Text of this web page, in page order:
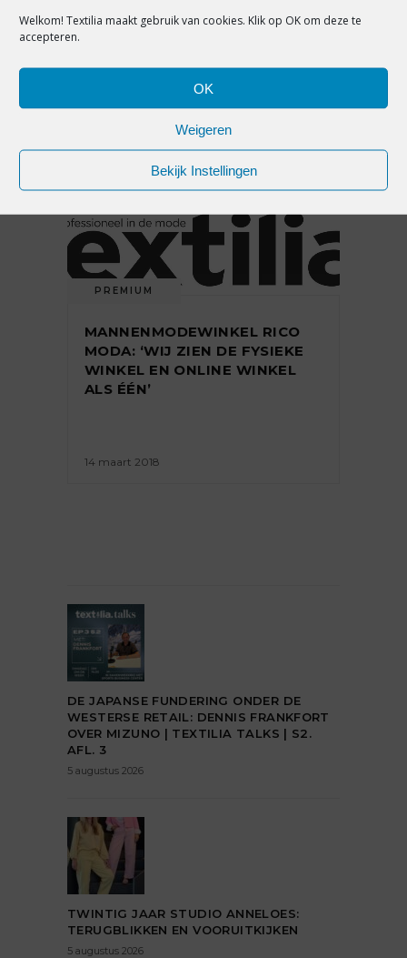
Welkom! Textilia maakt gebruik van cookies. Klik op OK om deze te
accepteren.
OK
Weigeren
Bekijk Instellingen
ING: ‘OMZET DETAILHANDEL
WINKELSTRAAT’
1 juni 2018
PREMIUM
MANNENMODEWINKEL RICO
MODA: ‘WIJ ZIEN DE FYSIEKE
WINKEL EN ONLINE WINKEL
ALS ÉÉN’
14 maart 2018
DE JAPANSE FUNDERING ONDER DE
WESTERSE RETAIL: DENNIS FRANKFORT
OVER MIZUNO | TEXTILIA TALKS | S2.
AFL. 3
5 augustus 2026
TWINTIG JAAR STUDIO ANNELOES:
TERUGBLIKKEN EN VOORUITKIJKEN
5 augustus 2026